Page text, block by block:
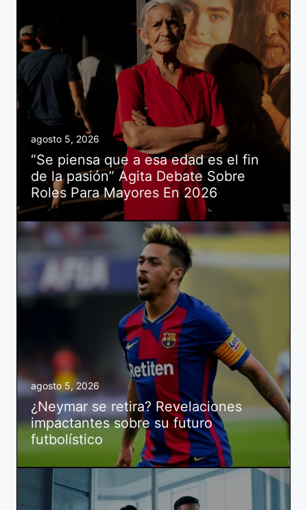
agosto 5, 2026
“Se piensa que a esa edad es el fin
de la pasión” Agita Debate Sobre
Roles Para Mayores En 2026
agosto 5, 2026
¿Neymar se retira? Revelaciones
impactantes sobre su futuro
futbolístico